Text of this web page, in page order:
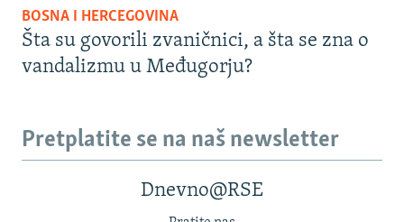
BOSNA I HERCEGOVINA
Šta su govorili zvaničnici, a šta se zna o
vandalizmu u Međugorju?
Pretplatite se na naš newsletter
Dnevno@RSE